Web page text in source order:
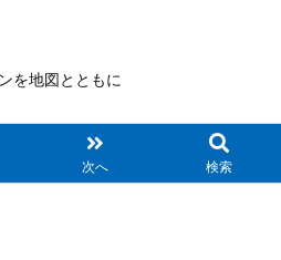
を地図とともに
次へ 検索